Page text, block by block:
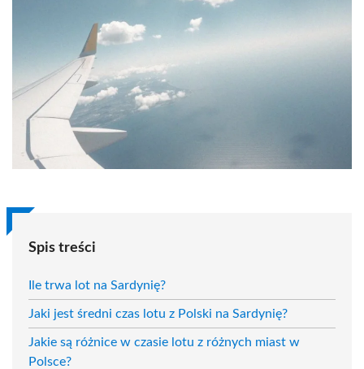
Spis treści
Ile trwa lot na Sardynię?
Jaki jest średni czas lotu z Polski na Sardynię?
Jakie są różnice w czasie lotu z różnych miast w
Polsce?